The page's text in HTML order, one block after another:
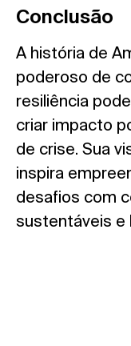
Conclusão
A história de
poderoso de
resiliência
criar impacto
de crise. Sua
inspira
desafios com
sustentáveis e